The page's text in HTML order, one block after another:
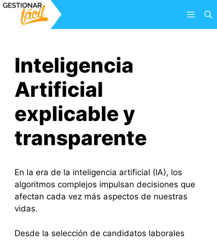
Saltar
Menú
Inteligencia
Artificial
explicable y
transparente
En la era de la inteligencia artificial (IA), los
algoritmos complejos impulsan decisiones que
afectan cada vez más aspectos de nuestras
vidas.
Desde la selección de candidatos laborales